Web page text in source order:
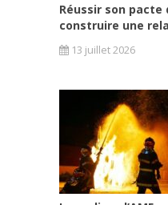
Réussir son pacte
construire une
13 juillet 2026